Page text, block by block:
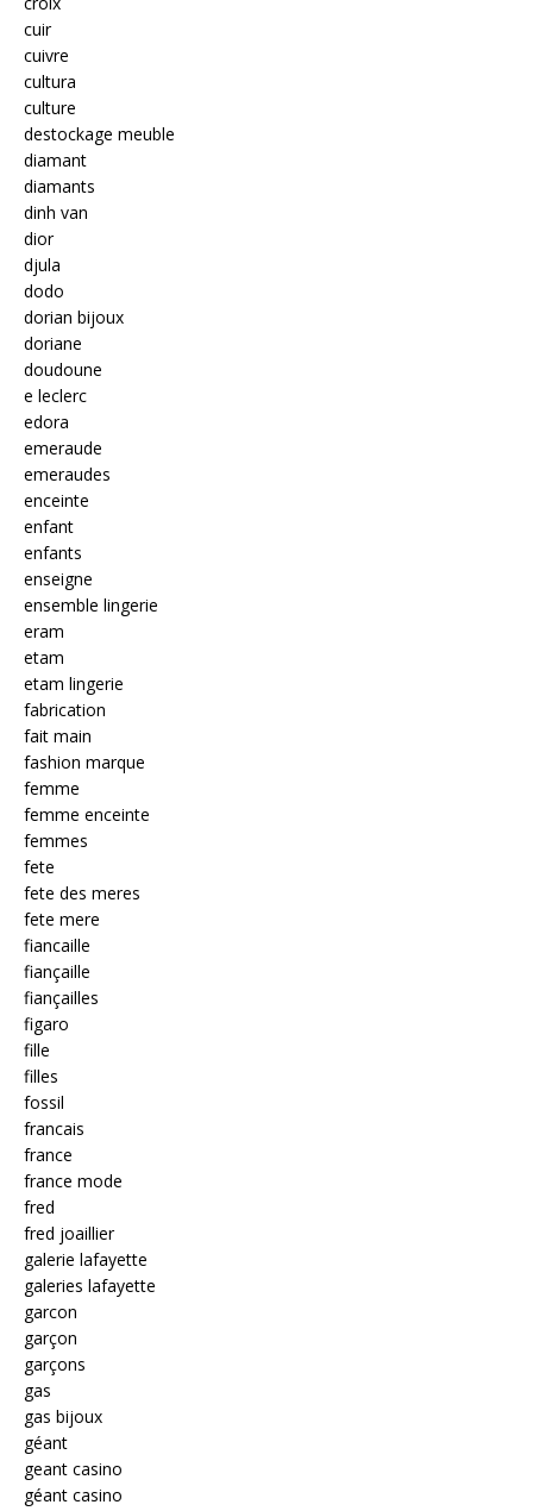
cuir
cuivre
cultura
culture
destockage meuble
diamant
diamants
dinh van
dior
djula
dodo
dorian bijoux
doriane
doudoune
e leclerc
edora
emeraude
emeraudes
enceinte
enfant
enfants
enseigne
ensemble lingerie
eram
etam
etam lingerie
fabrication
fait main
fashion marque
femme
femme enceinte
femmes
fete
fete des meres
fete mere
fiancaille
fiançaille
fiançailles
figaro
fille
filles
fossil
francais
france
france mode
fred
fred joaillier
galerie lafayette
galeries lafayette
garcon
garçon
garçons
gas
gas bijoux
géant
geant casino
géant casino